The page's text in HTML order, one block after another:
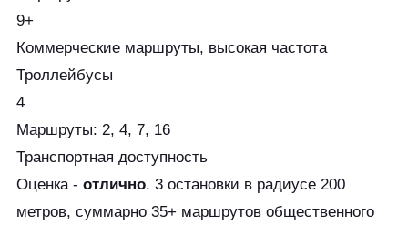
9+
Коммерческие маршруты, высокая частота
Троллейбусы
4
Маршруты: 2, 4, 7, 16
Транспортная доступность
Оценка - отлично. 3 остановки в радиусе 200
метров, суммарно 35+ маршрутов общественного